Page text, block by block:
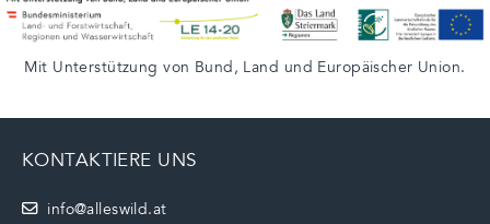
Mit Unterstützung von Bund, Land und Europäischer Union.
KONTAKTIERE UNS
info@alleswild.at